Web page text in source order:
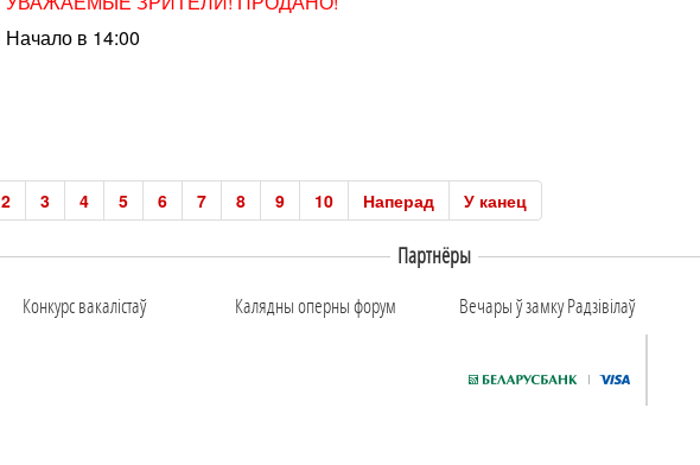
Начало в 14:00
2 3 4 5 6 7 8 9 10 Наперад У канец
Партнёры
Конкурс вакалiстаў Калядны оперны форум Вечары ў замку Радзiвiлаў